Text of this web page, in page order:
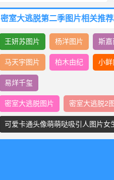
密室大逃脱第二季图片相关推
王妍苏图片 杨洋图片 斯
马天宇图片 柏木由纪 小鲜
易烊千玺
密室大逃脱图片 密室大逃脱2
可爱卡通头像萌萌哒吸引人图片女